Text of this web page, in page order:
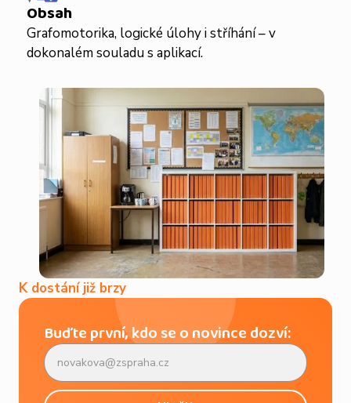
Obsah
Grafomotorika, logické úlohy i stříhání – v
dokonalém souladu s aplikací.
K dostání již brzy
Buďte první, kdo se o novince dozví: